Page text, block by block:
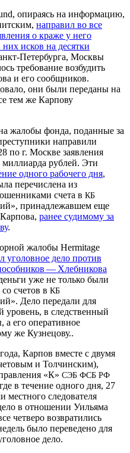
опираясь на информацию,
направил во все
о краже у него
исков на десятки
Петербурга, Москвы
требование возбудить
и его сообщников.
они были переданы на
тем же Карпову
жалобы фонда, поданные за
направили
по г. Москве заявления
миллиарда рублей. Эти
одного рабочего дня,
перечислена из
счета в КБ
принадлежавшем еще
ранее судимому за
.
жалобы Her­mitage
уголовное дело против
— Хлебникова
уже не только были
счетов в КБ
Дело передали для
уровень, в следственный
его оперативное
же Кузнецову..
Карпов вместе с двумя
и Толчинским),
«К» СЭБ ФСБ РФ
в течение одного дня, 27
местного следователя
в отношении Уильяма
четверо возвратились
было переведено для
дело.